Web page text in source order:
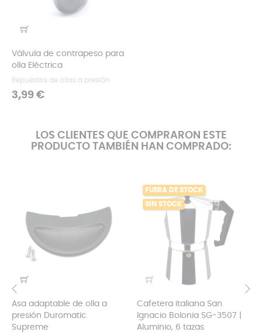
Válvula de contrapeso para
olla Eléctrica
Repuestos de ollas a presión
Precio
3,99 €
LOS CLIENTES QUE COMPRARON ESTE
PRODUCTO TAMBIÉN HAN COMPRADO:
Asa adaptable de olla a
presión Duromatic
Supreme
FUERA DE STOCK
SIN STOCK
Cafetera italiana San
Ignacio Bolonia SG-3507 |
Aluminio, 6 tazas
‹